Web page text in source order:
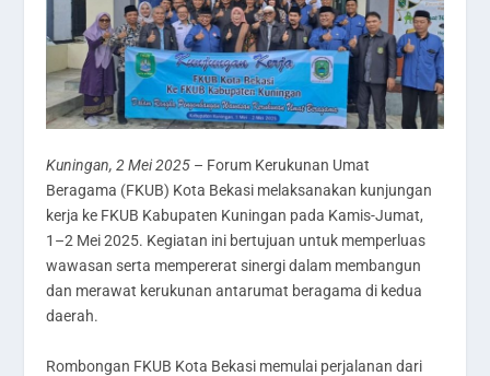
Kuningan, 2 Mei 2025 – Forum Kerukunan Umat
Beragama (FKUB) Kota Bekasi melaksanakan kunjungan
kerja ke FKUB Kabupaten Kuningan pada Kamis-Jumat,
1–2 Mei 2025. Kegiatan ini bertujuan untuk memperluas
wawasan serta mempererat sinergi dalam membangun
dan merawat kerukunan antarumat beragama di kedua
daerah.
Rombongan FKUB Kota Bekasi memulai perjalanan dari